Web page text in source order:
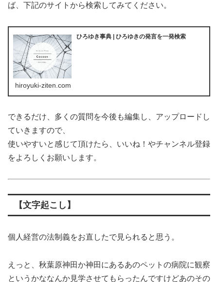
ば、下記のサイトから検索してみてください。
ひろゆき事典 | ひろゆきの発言を一発検索
hiroyuki-ziten.com
できるだけ、多くの質問を今後も編集し、アップロードし
ていきますので、
使いやすいと感じて頂けたら、いいね！やチャンネル登録
をよろしくお願いします。
【文字起こし】
個人経営の法制義をお直したで見られると思う。
えっと、秋葉原神田か神田にあるあのペットの病院に観察
というかななんか見学させてもらったんですけどあのその